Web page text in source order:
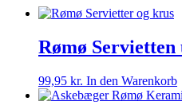
Rømø Servietten
99,95 kr. In den Warenkorb